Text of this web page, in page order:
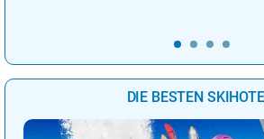
DIE BESTEN